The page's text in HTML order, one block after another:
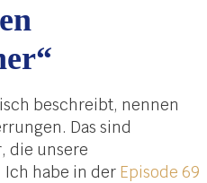
beschreibt, nennen
Das sind
die unsere
habe in der Episode 69